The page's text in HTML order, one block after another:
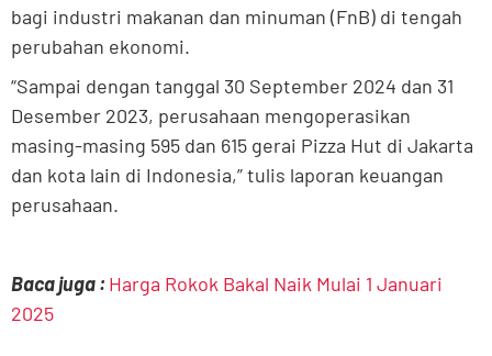
bagi industri makanan dan minuman (FnB) di tengah
perubahan ekonomi.
“Sampai dengan tanggal 30 September 2024 dan 31
Desember 2023, perusahaan mengoperasikan
masing-masing 595 dan 615 gerai Pizza Hut di Jakarta
dan kota lain di Indonesia,” tulis laporan keuangan
perusahaan.
Baca juga : Harga Rokok Bakal Naik Mulai 1 Januari
2025